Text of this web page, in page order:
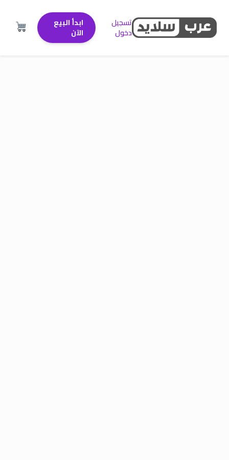
تسجيل
دخول
ابدأ البيع
الآن